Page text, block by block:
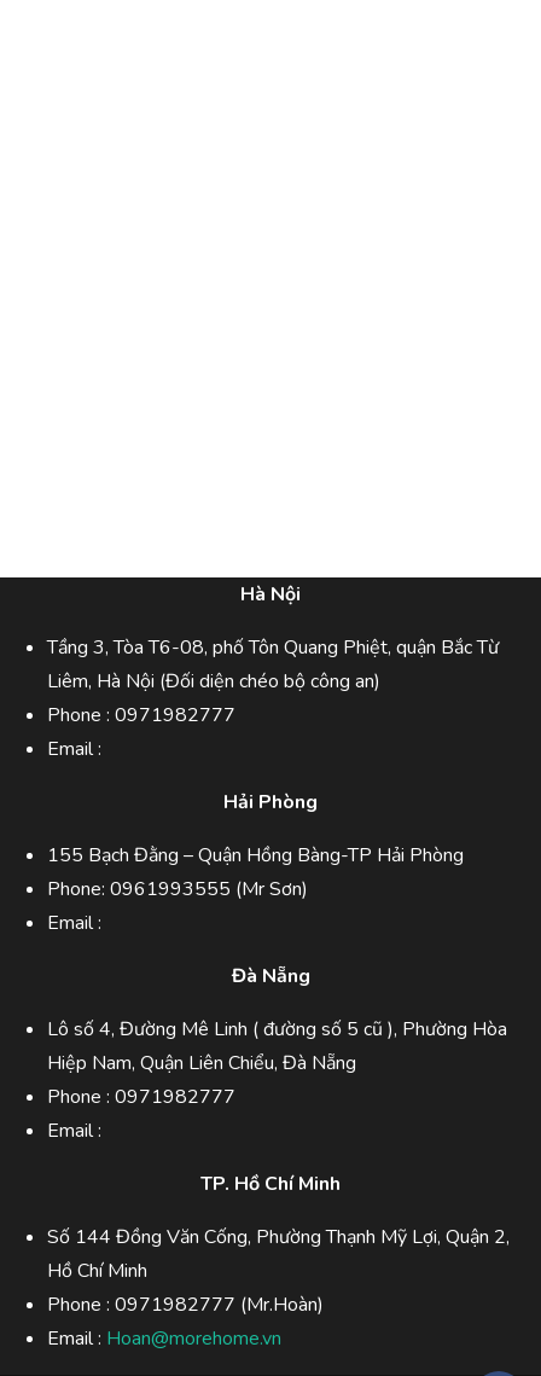
Hà Nội
Tầng 3, Tòa T6-08, phố Tôn Quang Phiệt, quận Bắc Từ
Liêm, Hà Nội (Đối diện chéo bộ công an)
Phone : 0971982777
Email :
Hải Phòng
155 Bạch Đằng – Quận Hồng Bàng-TP Hải Phòng
Phone: 0961993555 (Mr Sơn)
Email :
Đà Nẵng
Lô số 4, Đường Mê Linh ( đường số 5 cũ ), Phường Hòa
Hiệp Nam, Quận Liên Chiểu, Đà Nẵng
Phone : 0971982777
Email :
TP. Hồ Chí Minh
Số 144 Đồng Văn Cống, Phường Thạnh Mỹ Lợi, Quận 2,
Hồ Chí Minh
Phone : 0971982777 (Mr.Hoàn)
Email : Hoan@morehome.vn